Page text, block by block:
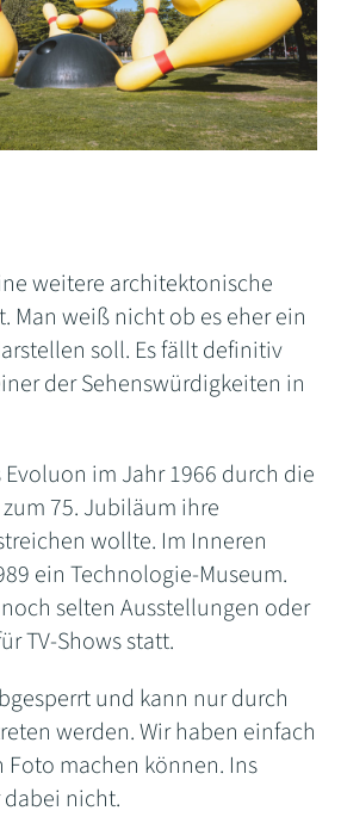
weitere architektonische
Man weiß nicht ob es eher ein
soll. Es fällt definitiv
der Sehenswürdigkeiten in
im Jahr 1966 durch die
75. Jubiläum ihre
wollte. Im Inneren
ein Technologie-Museum.
selten Ausstellungen oder
TV-Shows statt.
und kann nur durch
werden. Wir haben einfach
Foto machen können. Ins
nicht.